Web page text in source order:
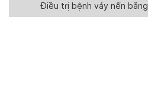
Điều trị bệnh vảy nến